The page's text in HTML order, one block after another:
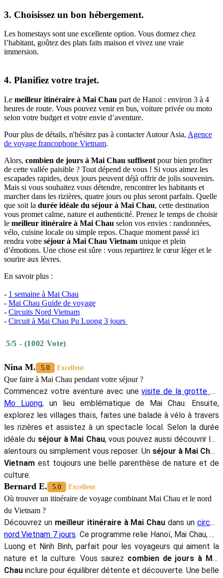
3. Choisissez un bon hébergement.
Les homestays‎ sont une excellente option. Vous dormez chez
l’habitant, goûtez des plats faits maison‎ et vivez une vraie
immersion.
4. Planifiez votre trajet.
Le meilleur itinéraire à Mai Chau part de Hanoï : environ 3 à 4
heures de route. Vous pouvez venir en bus, voiture privée ou moto
selon votre budget et votre envie d’aventure.
Pour plus de‎ détails,‎ n'hésitez pas à contacter Autour Asia, Agence
de voyage francophone Vietnam.
Alors, combien de jours‎ à Mai Chau suffisent pour bien profiter
de cette vallée paisible ? Tout dépend de‎ vous ! Si vous aimez les
escapades rapides, deux jours peuvent déjà offrir de‎ jolis souvenirs.‎
Mais si vous souhaitez vous détendre, rencontrer les habitants‎ et
marcher‎ dans les rizières, quatre jours ou plus seront parfaits. Quelle‎
que soit la durée idéale du séjour à Mai Chau, cette destination
vous promet calme,‎ nature et authenticité. Prenez le temps de choisir
le meilleur itinéraire à Mai Chau‎ selon vos envies : randonnées,
vélo, cuisine locale ou simple repos. Chaque moment‎ passé ici
rendra votre séjour à Mai Chau Vietnam unique et plein
d’émotions. Une chose est sûre : vous repartirez le cœur léger et le
sourire aux lèvres.
En savoir plus :
- 1 semaine à Mai Chau
- Mai Chau Guide de voyage
- Circuits Nord Vietnam
- Circuit à Mai Chau Pu Luong 3 jours
5/5 - (1002 Vote)
Nina M. 5.0 Excellent
Que faire à Mai Chau pendant votre séjour ?
Commencez votre aventure avec unevisite de la grotte de
Mo Luong, un lieu emblématique de Mai Chau. Ensuite,
explorez les villages thaïs, faites une balade à vélo à travers
les rizières et assistez à un spectacle local. Selon la durée
idéale du séjour à Mai Chau, vous pouvez aussi découvrir les
alentours ou simplement vous reposer. Un séjour à Mai Chau
Vietnam est toujours une belle parenthèse de nature et de
culture.
Bernard E. 5.0 Excellent
Où trouver un itinéraire de voyage combinant Mai Chau et le nord
du Vietnam ?
Découvrez un meilleur itinéraire à Mai Chau dans uncircuit
nord Vietnam 7 jours. Ce programme relie Hanoï, Mai Chau, Pu
Luong et Ninh Binh, parfait pour les voyageurs qui aiment la
nature et la culture. Vous saurez combien de jours à Mai
Chau inclure pour équilibrer détente et découverte. Une belle